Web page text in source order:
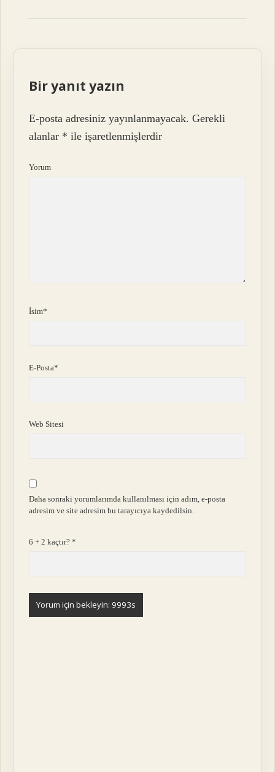
Bir yanıt yazın
E-posta adresiniz yayınlanmayacak. Gerekli
alanlar * ile işaretlenmişlerdir
Yorum
İsim*
E-Posta*
Web Sitesi
Daha sonraki yorumlarımda kullanılması için adım, e-posta
adresim ve site adresim bu tarayıcıya kaydedilsin.
6 + 2 kaçtır?*